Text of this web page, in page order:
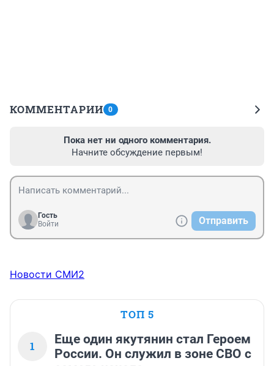
КОММЕНТАРИИ 0
Пока нет ни одного комментария.
Начните обсуждение первым!
Гость
Войти
Отправить
Новости СМИ2
ТОП 5
1
Еще один якутянин стал Героем
России. Он служил в зоне СВО с